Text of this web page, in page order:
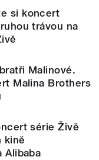
si koncert
trávou na
Malinové.
Malina Brothers
série Živě
kině
Alibaba